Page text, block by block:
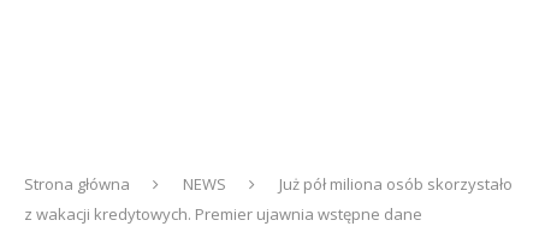
Strona główna NEWS
Już pół miliona osób skorzystało
z wakacji kredytowych. Premier ujawnia wstępne dane